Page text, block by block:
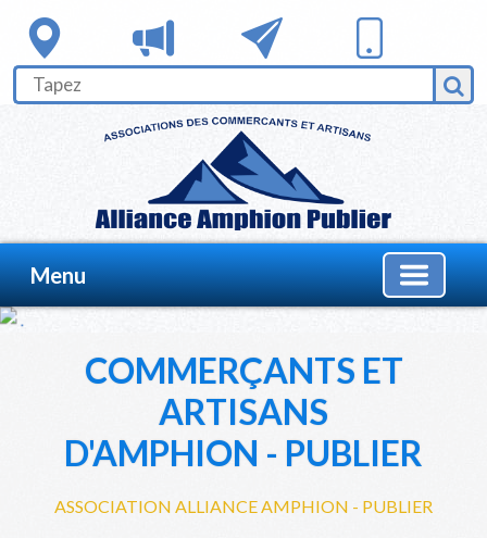
Menu
COMMERÇANTS ET
ARTISANS
D'AMPHION - PUBLIER
ASSOCIATION ALLIANCE AMPHION - PUBLIER